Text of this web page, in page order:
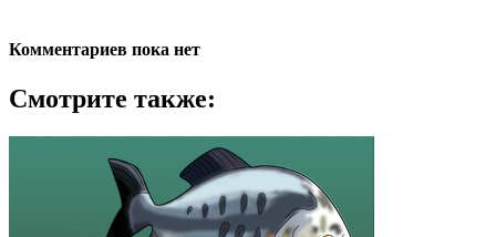
Комментариев пока нет
Смотрите также: